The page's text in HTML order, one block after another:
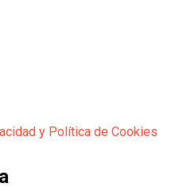
y Política de Cookies